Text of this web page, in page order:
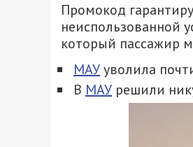
Промокод
неиспользованной
который пассажир
МАУуволила
В МАУ решили